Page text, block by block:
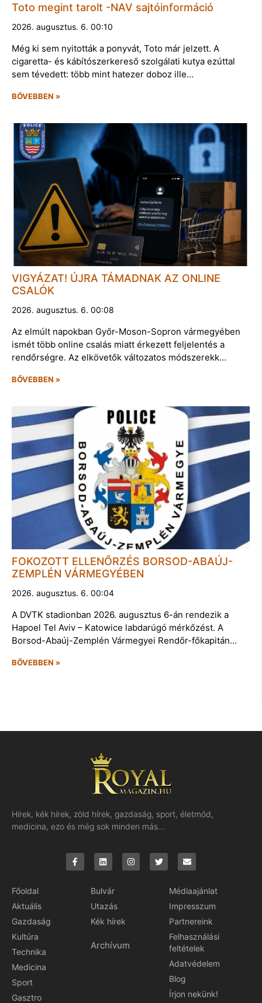
Toto megint tarolt -NAV sajtóinformáció
2026. augusztus. 6. 00:10
Még ki sem nyitották a ponyvát, Toto már jelzett. A
cigaretta- és kábítószerkereső szolgálati kutya ezúttal
sem tévedett: több mint hatezer doboz ille…
BŐVEBBEN »
VIGYÁZAT! ÚJRA TÁMADNAK AZ ONLINE
CSALÓK
2026. augusztus. 6. 00:08
Az elmúlt napokban Győr-Moson-Sopron vármegyében
ismét több online csalás miatt érkezett feljelentés a
rendőrségre. Az elkövetők változatos módszerekk…
BŐVEBBEN »
FOKOZOTT ELLENŐRZÉS BORSOD-ABAÚJ-
ZEMPLÉN VÁRMEGYÉBEN
2026. augusztus. 6. 00:04
A DVTK stadionban 2026. augusztus 6-án rendezik a
Hapoel Tel Aviv – Katowice labdarúgó mérkőzést. A
Borsod-Abaúj-Zemplén Vármegyei Rendőr-főkapitán…
BŐVEBBEN »
Hírek, kék hírek, zöld hírek, gazdaság, sport, életmód,
medicina, ezo és még sok minden más…
Főoldal
Aktuális
Gazdaság
Kultúra
Technika
Medicina
Sport
Gasztro
Bulvár
Utazás
Kék hírek
Archívum
Médiaajánlat
Impresszum
Partnereink
Felhasználási
feltételek
Adatvédelem
Blog
Írjon nekünk!